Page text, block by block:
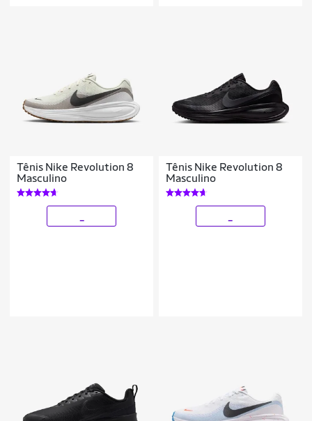
Tênis Nike Revolution 8
Masculino
Tênis Nike Revolution 8
Masculino